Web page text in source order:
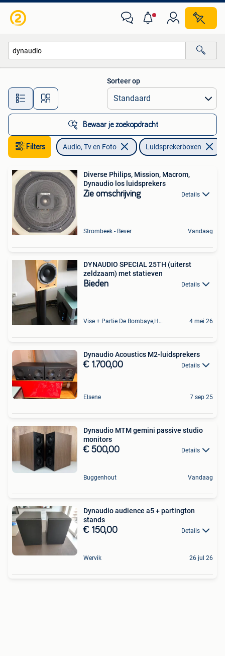
Alle afstanden…
Sorteer op
Bewaar je zoekopdracht
Filters Audio, Tv en Foto Luidsprekerboxen
Diverse Philips, Mission, Macrom,
Dynaudio los luidsprekers
Zie omschrijving Details
Strombeek - Bever Vandaag
DYNAUDIO SPECIAL 25TH (uiterst
zeldzaam) met statieven
Bieden Details
Vise + Partie De Bombaye,Hac- Court, Hermalle-Ss-Argenteau 4 mei 26
Dynaudio Acoustics M2-luidsprekers
€ 1.700,00 Details
Elsene 7 sep 25
Dynaudio MTM gemini passive studio
monitors
€ 500,00 Details
Buggenhout Vandaag
Dynaudio audience a5 + partington
stands
€ 150,00 Details
Wervik 26 jul 26